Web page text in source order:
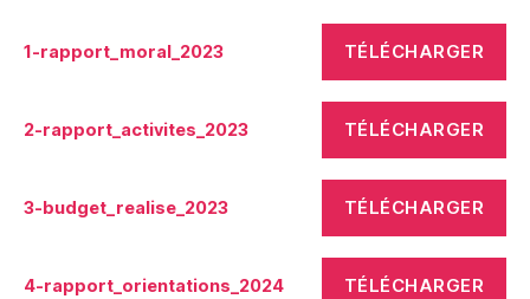
1-rapport_moral_2023 TÉLÉCHARGER
2-rapport_activites_2023 TÉLÉCHARGER
3-budget_realise_2023 TÉLÉCHARGER
4-rapport_orientations_2024 TÉLÉCHARGER